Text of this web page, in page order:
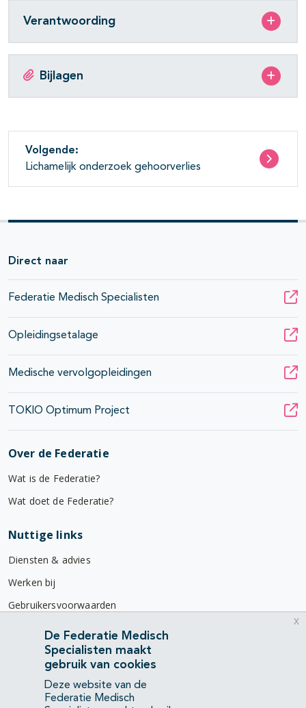
Verantwoording
Bijlagen
Volgende:
Lichamelijk onderzoek gehoorverlies
Direct naar
Federatie Medisch Specialisten
Opleidingsetalage
Medische vervolgopleidingen
TOKIO Optimum Project
Over de Federatie
Wat is de Federatie?
Wat doet de Federatie?
Nuttige links
Diensten & advies
Werken bij
Gebruikersvoorwaarden
Privacyverklaring
Contact
Mercatorlaan 1200
3528 BL Utrecht
De Federatie Medisch
Specialisten maakt
gebruik van cookies
Deze website van de
Federatie Medisch
x